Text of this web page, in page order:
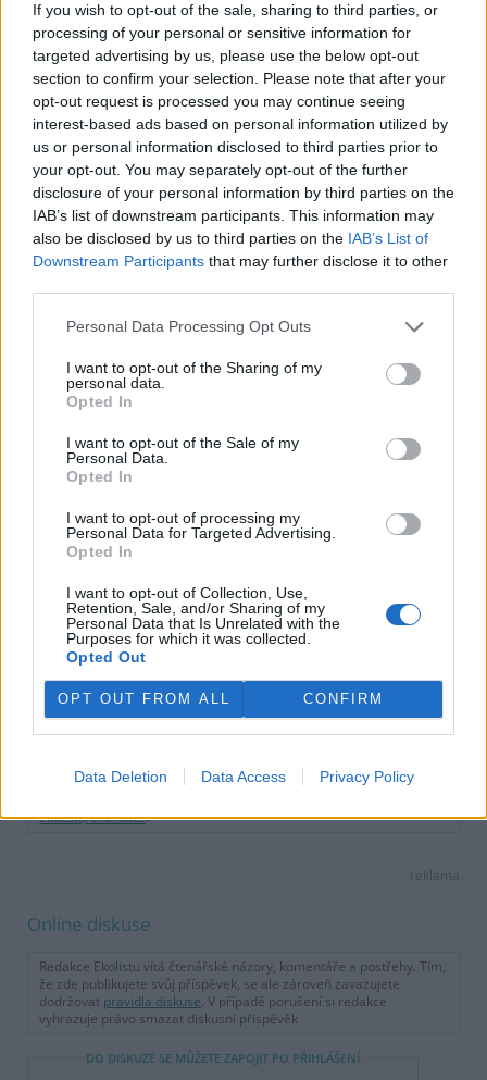
If you wish to opt-out of the sale, sharing to third parties, or
processing of your personal or sensitive information for
targeted advertising by us, please use the below opt-out
section to confirm your selection. Please note that after your
opt-out request is processed you may continue seeing
interest-based ads based on personal information utilized by
us or personal information disclosed to third parties prior to
your opt-out. You may separately opt-out of the further
disclosure of your personal information by third parties on the
IAB’s list of downstream participants. This information may
also be disclosed by us to third parties on the IAB’s List of
Downstream Participants that may further disclose it to other
Personal Data Processing Opt Outs
I want to opt-out of the Sharing of my
personal data.
Opted In
I want to opt-out of the Sale of my
Personal Data.
Opted In
I want to opt-out of processing my
Personal Data for Targeted Advertising.
Opted In
I want to opt-out of Collection, Use,
Retention, Sale, and/or Sharing of my
Personal Data that Is Unrelated with the
Purposes for which it was collected.
Opted Out
OPT OUT FROM ALL CONFIRM
Data Deletion Data Access Privacy Policy
není předsedkyně jihočeského sdružení schopna seriózní
diskuse.
Pozn. red.: Titulek článku Moniky Machové-Wittingerové
"Bez jádra se obejdeme" je dílem redakce.
reklama
Jan Borovička
Autor je geochemik.
tisknout poslat
otevřenou diskuzi. V žádném případě ale nejsou zde publikované
texty názorem Ekolistu nebo jeho vydavatele, nýbrž jen a pouze
ekolist@ekolist.cz.
reklama
Online diskuse
Redakce Ekolistu vítá čtenářské názory, komentáře a postřehy. Tím,
že zde publikujete svůj příspěvek, se ale zároveň zavazujete
dodržovat pravidla diskuse. V případě porušení si redakce
vyhrazuje právo smazat diskusní příspěvěk
DO DISKUZE SE MŮŽETE ZAPOJIT PO PŘIHLÁŠENÍ